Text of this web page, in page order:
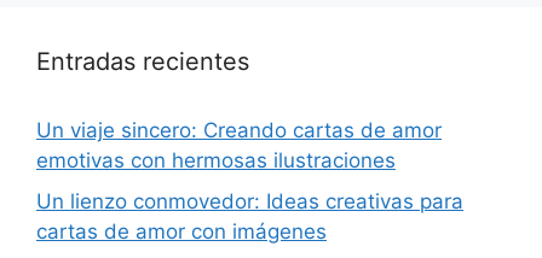
Entradas recientes
Un viaje sincero: Creando cartas de amor
emotivas con hermosas ilustraciones
Un lienzo conmovedor: Ideas creativas para
cartas de amor con imágenes